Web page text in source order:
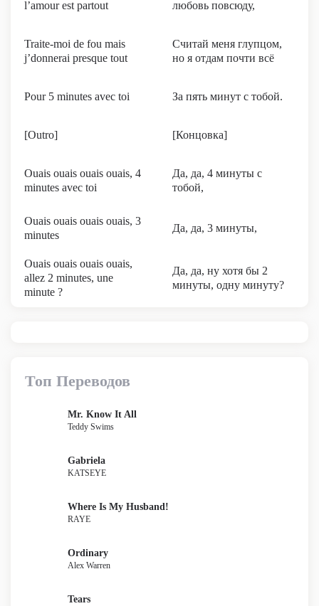
l’amour est partout любовь повсюду,
Traite-moi de fou mais
j’donnerai presque tout
Считай меня глупцом,
но я отдам почти всё
Pour 5 minutes avec toi За пять минут с тобой.
[Outro] [Концовка]
Ouais ouais ouais ouais, 4
minutes avec toi
Да, да, 4 минуты с
тобой,
Ouais ouais ouais ouais, 3
minutes
Да, да, 3 минуты,
Ouais ouais ouais ouais,
allez 2 minutes, une
minute ?
Да, да, ну хотя бы 2
минуты, одну минуту?
Топ Переводов
Mr. Know It All
Teddy Swims
Gabriela
KATSEYE
Where Is My Husband!
RAYE
Ordinary
Alex Warren
Tears